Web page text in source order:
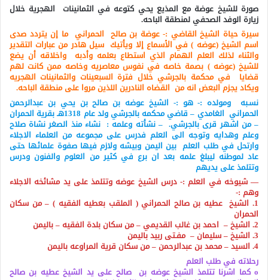
صورة للشيخ عوضة مع المذيع يحي كتوعه في الثمانينات الهجرية خلال
زيارة الوفد الصحفي لمنطقة الباحه.
سيرة حياة الشيخ القاضي :- عوضة بن صالح الحمراني ما إن يتردد صدى
اسم الشيخ (عوضه ) في الأسماع إلا ويأتيك سيل هادر من عبارات التقدير
والثناء لذلك العلم الهمام الذي استطاع بعلمه وأدبه واخلاقه أن يضع
للشيخ (عوضه ) بصمة خاصه في نفوس معاصريه وخاصه ممن كانت لهم
قضايا في محكمة بالجرشي خلال فترة السبعينات والثمانينات الهجريه
ويكاد يجزم البعض انه من القضاه النادرين اللذين مروا على منطقة الباحه.
نسـبه ومولده :- هو :- الشيخ عوضه بن صالح بن يحي بن عبدالرحمن
الحمراني الغامدي – قاضي محكمه بالجرشي ولد عام 1318هـ بقرية الحمران
– من اشهر قرى بالجرشي. – نشأته وعلمه : نشاء منذ الصغر نشاة صلاح
وعلم وهدايه وتوجه الى العلم فدرس على مجموعه من العلماء الاجلاء
وارتحل في طلب العلم بين اليمن وبيشه ولازم فيها صفوة علمائها حتى
عاد لموطنه ليبلغ علمه بعد ان برع في كثير من العلوم والفنون ودرس
وتتلمذ على يديهم
— شيوخه في العلم :- درس الشيخ عوضه وتتلمذ على يد مشائخه الاجلاء
وهم :-
1. الشيخ عطيه بن صالح الحمراني ( الملقب بعطيه الفقيه ) – من سكان
الحمران
2. الشيخ – احمد بن غالب القديمي – من سكان بلدة الفقيه – باليمن
3. الشيخ – سليمان – مفـتى ربيد باليمن
4. السيد – محمد بن عبدالرحمن – من سكان قرية المراوعه باليمن
رحلاته في طلب العلم
o كما اشرنا تتلمذ الشيخ عوضه بن صالح على يد الشيخ عطيه بن صالح